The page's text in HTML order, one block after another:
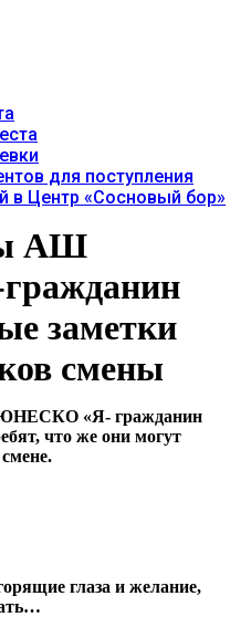
для поступления
в Центр «Сосновый бор»
АШ
заметки
смены
«Я- гражданин
что же они могут
глаза и желание,